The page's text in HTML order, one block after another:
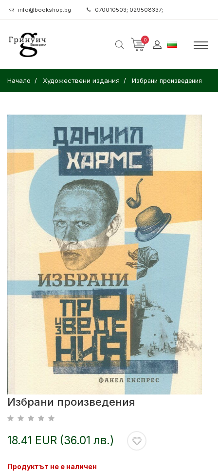
info@bookshop.bg 070010503; 029508337;
0
Начало Художествени издания Избрани произведения
Избрани произведения
18.41 EUR (36.01 лв.)
Продуктът не е наличен